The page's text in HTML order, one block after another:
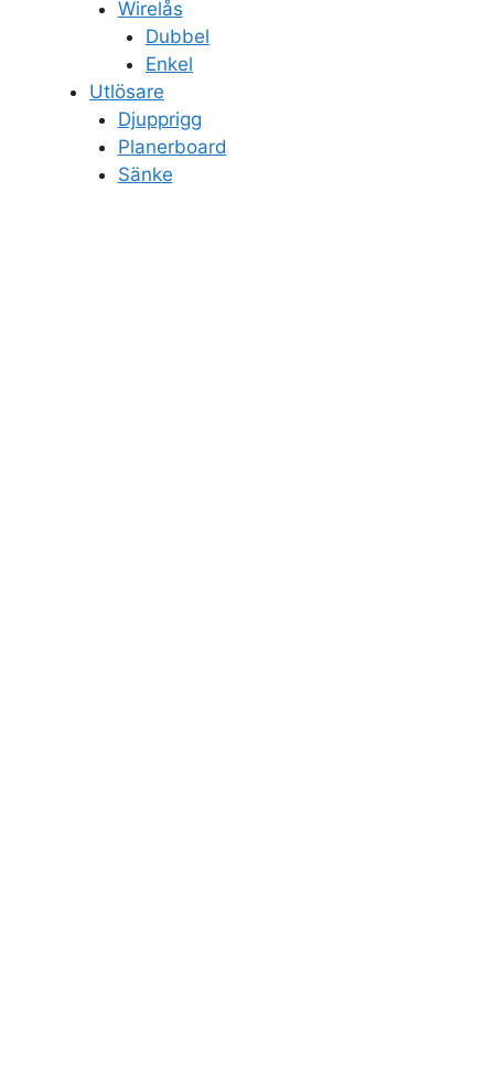
Wirelås
Dubbel
Enkel
Utlösare
Djupprigg
Planerboard
Sänke